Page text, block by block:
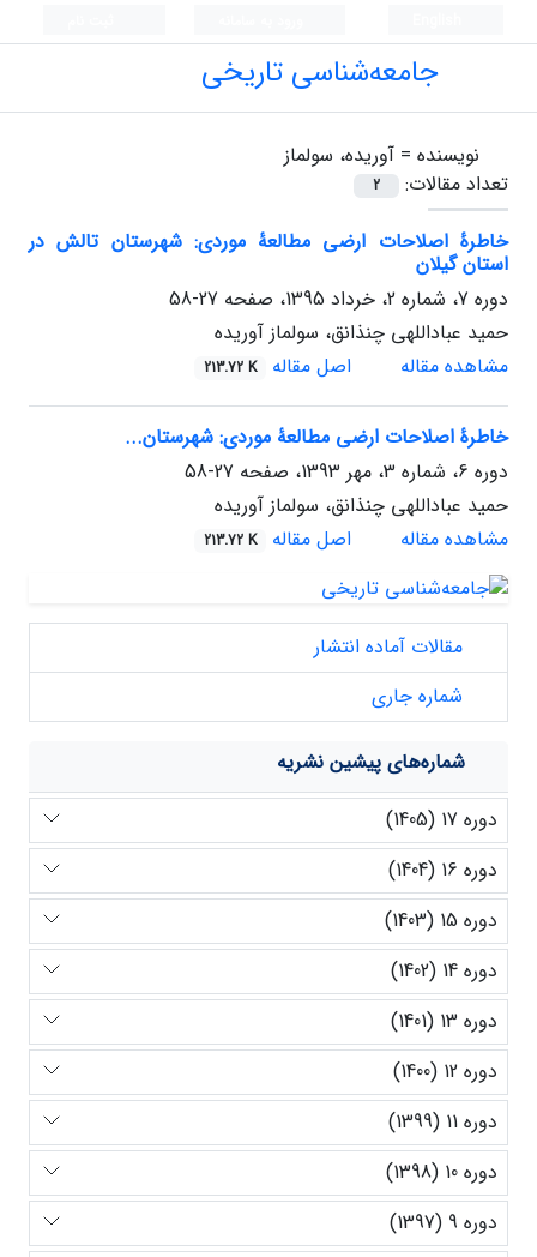
جامعه‌شناسی تاریخی
نویسنده = آوریده، سولماز
تعداد مقالات:
2
خاطرۀ اصلاحات ارضی مطالعۀ موردی: شهرستان تالش در
استان گیلان
دوره 7، شماره 2، خرداد 1395، صفحه
27-58
حمید عباداللهی چنذانق، سولماز آوریده
مشاهده مقاله
اصل مقاله 213.72 K
خاطرۀ اصلاحات ارضی مطالعۀ موردی: شهرستان...
دوره 6، شماره 3، مهر 1393، صفحه
27-58
حمید عباداللهی چنذانق، سولماز آوریده
مشاهده مقاله
اصل مقاله 213.72 K
مقالات آماده انتشار
شماره جاری
شماره‌های پیشین نشریه
دوره 17 (1405)
دوره 16 (1404)
دوره 15 (1403)
دوره 14 (1402)
دوره 13 (1401)
دوره 12 (1400)
دوره 11 (1399)
دوره 10 (1398)
دوره 9 (1397)